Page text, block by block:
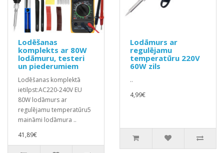
Lodēšanas
komplekts ar 80W
lodāmuru, testeri
un piederumiem
Lodēšanas komplektā
ietilpst:AC220-240V EU
80W lodāmurs ar
regulējamu temperatūru5
maināmi lodāmura ..
41,89€
Lodāmurs ar
regulējamu
temperatūru 220V
60W zils
..
4,99€